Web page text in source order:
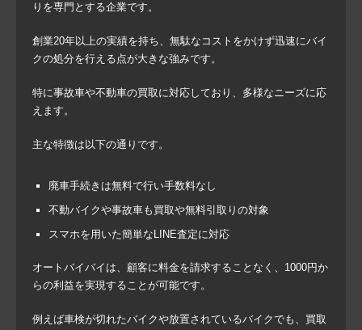
りを専門とする企業です。
創業20年以上の実績を持ち、無駄なコストをかけず迅速にバイ
クの処分を行える点が大きな強みです。
特に事故車や不動車の買取に対応しており、多様なニーズに応
えます。
主な特徴は以下の通りです。
廃車手続きは無料で行い手数料なし
不動バイクや事故車も買取や無料引取りの対象
スマホを用いた簡単なLINE査定に対応
オートバイバイは、顧客に料金を請求することなく、1000円か
らの利益を実現することが可能です。
例えば車検が切れたバイクや放置されているバイクでも、買取